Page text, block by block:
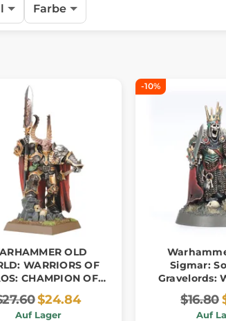
Farbe
OLD
WARRIORS OF
CHAMPION OF
CHAOS
$24.84
Auf Lager
-10%
Sigmar:
Gravelords:
$16.80
Auf